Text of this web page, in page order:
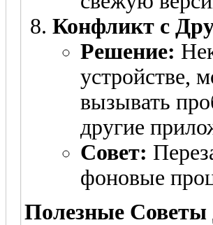
Конфликт с
Решение:
устройстве,
вызывать
другие
Совет:
фоновые
Полезные Советы